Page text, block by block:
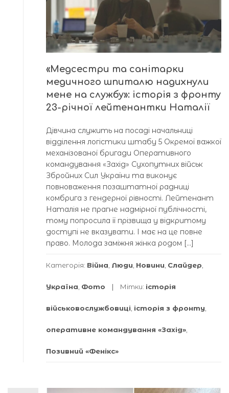
«Медсестри та санітарки
медичного шпиталю надихнули
мене на службу»: історія з фронту
23-річної лейтенантки Наталії
Дівчина служить на посаді начальниці
відділення логістики штабу 5 Окремої важкої
механізованої бригади Оперативного
командування «Захід» Сухопутних військ
Збройних Сил України та виконує
повноваження позаштатної радниці
комбрига з гендерної рівності. Лейтенант
Наталія не прагне надмірної публічності,
тому попросила її прізвища у відкритому
доступі не вказувати. І має на це повне
право. Молода заміжня жінка родом […]
Категорія: Війна, Люди, Новини, Слайдер,
Україна, Фото Мітки: історія
військовослужбовиці, історія з фронту,
оперативне командування «Захід»,
Позивний «Фенікс»